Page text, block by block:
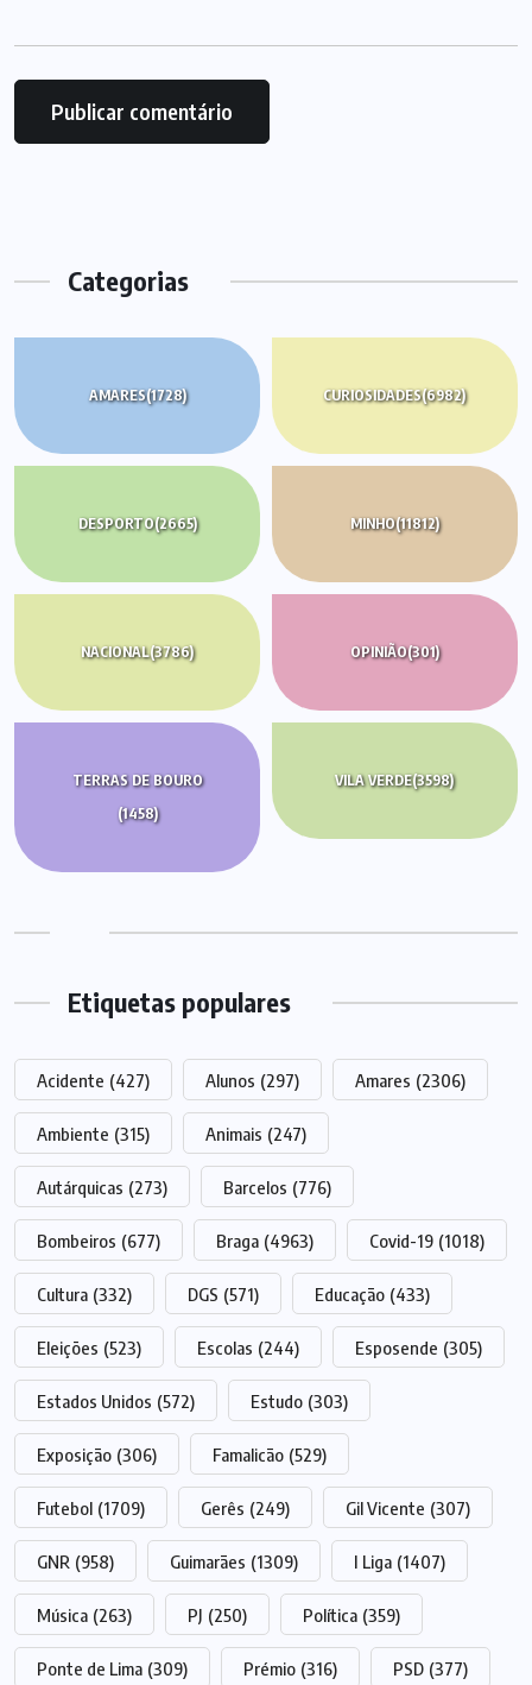
Categorias
AMARES(1728) CURIOSIDADES(6982)
DESPORTO(2665) MINHO(11812)
NACIONAL(3786) OPINIÃO(301)
TERRAS DE BOURO
(1458)
VILA VERDE(3598)
Etiquetas populares
Acidente (427) Alunos (297) Amares (2306)
Ambiente (315) Animais (247)
Autárquicas (273) Barcelos (776)
Bombeiros (677) Braga (4963) Covid-19 (1018)
Cultura (332) DGS (571) Educação (433)
Eleições (523) Escolas (244) Esposende (305)
Estados Unidos (572) Estudo (303)
Exposição (306) Famalicão (529)
Futebol (1709) Gerês (249) Gil Vicente (307)
GNR (958) Guimarães (1309) I Liga (1407)
Música (263) PJ (250) Política (359)
Ponte de Lima (309) Prémio (316) PSD (377)